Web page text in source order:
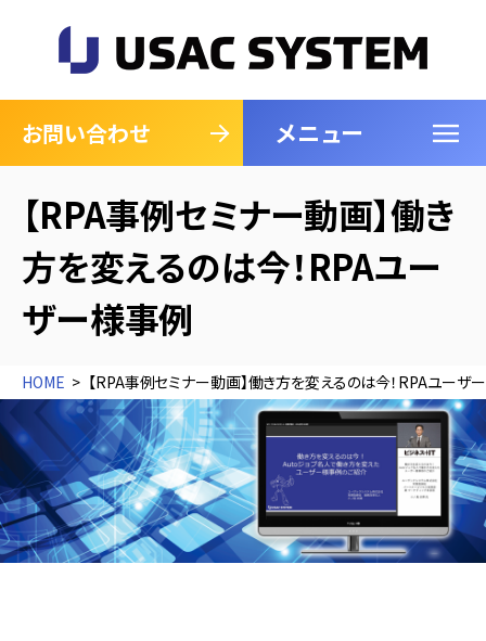
お問い合わせ メニュー
閉じる
【RPA事例セミナー動画】働き
方を変えるのは今！RPAユー
ザー様事例
HOME 【RPA事例セミナー動画】働き方を変えるのは今！RPAユーザ